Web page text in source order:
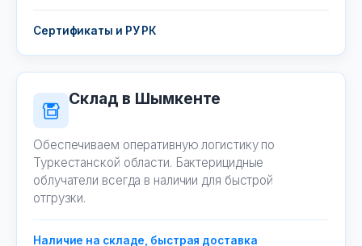
Сертификаты и РУ РК
Склад в Шымкенте
Обеспечиваем оперативную логистику по
Туркестанской области. Бактерицидные
облучатели всегда в наличии для быстрой
отгрузки.
Наличие на складе, быстрая доставка